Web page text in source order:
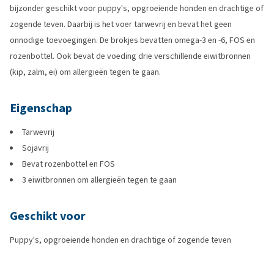
bijzonder geschikt voor puppy's, opgroeiende honden en drachtige of
zogende teven. Daarbij is het voer tarwevrij en bevat het geen
onnodige toevoegingen. De brokjes bevatten omega-3 en -6, FOS en
rozenbottel. Ook bevat de voeding drie verschillende eiwitbronnen
(kip, zalm, ei) om allergieën tegen te gaan.
Eigenschap
Tarwevrij
Sojavrij
Bevat rozenbottel en FOS
3 eiwitbronnen om allergieën tegen te gaan
Geschikt voor
Puppy's, opgroeiende honden en drachtige of zogende teven